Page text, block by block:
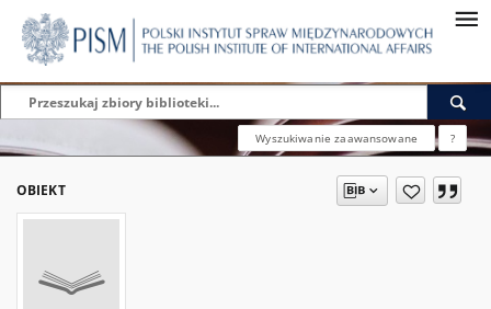
Wyszukiwanie zaawansowane ?
OBIEKT